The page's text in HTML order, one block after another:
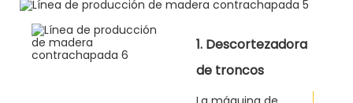
1. Descortezadora
de troncos